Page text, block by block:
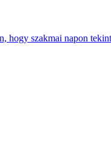
hogy szakmai napon